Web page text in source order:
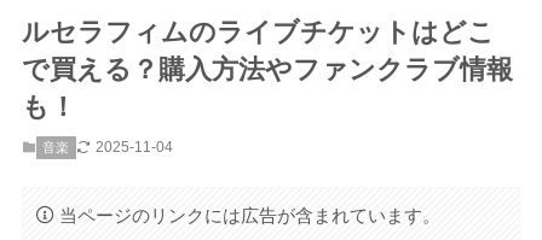
ルセラフィムのライブチケットはどこ
で買える？購入方法やファンクラブ情報
も！
音楽 2025-11-04
当ページのリンクには広告が含まれています。